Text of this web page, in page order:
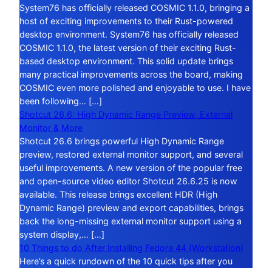
System76 has officially released COSMIC 1.1.0, bringing a
host of exciting improvements to their Rust-powered
desktop environment. System76 has officially released
COSMIC 1.1.0, the latest version of their exciting Rust-
based desktop environment. This solid update brings
many practical improvements across the board, making
COSMIC even more polished and enjoyable to use. I have
been following… […]
Shotcut 26.6: High Dynamic Range Preview, External
Monitor & More
Shotcut 26.6 brings powerful High Dynamic Range
preview, restored external monitor support, and several
useful improvements. A new version of the popular free
and open-source video editor Shotcut 26.6.25 is now
available. This release brings excellent HDR (High
Dynamic Range) preview and export capabilities, brings
back the long-missing external monitor support using a
system display,… […]
10 Things to do After Installing Fedora 44 (Workstation)
Here’s a quick rundown of the 10 quick tips after you